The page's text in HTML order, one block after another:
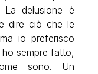
delusione è
dire ciò che le
io preferisco
sempre fatto,
sono. Un